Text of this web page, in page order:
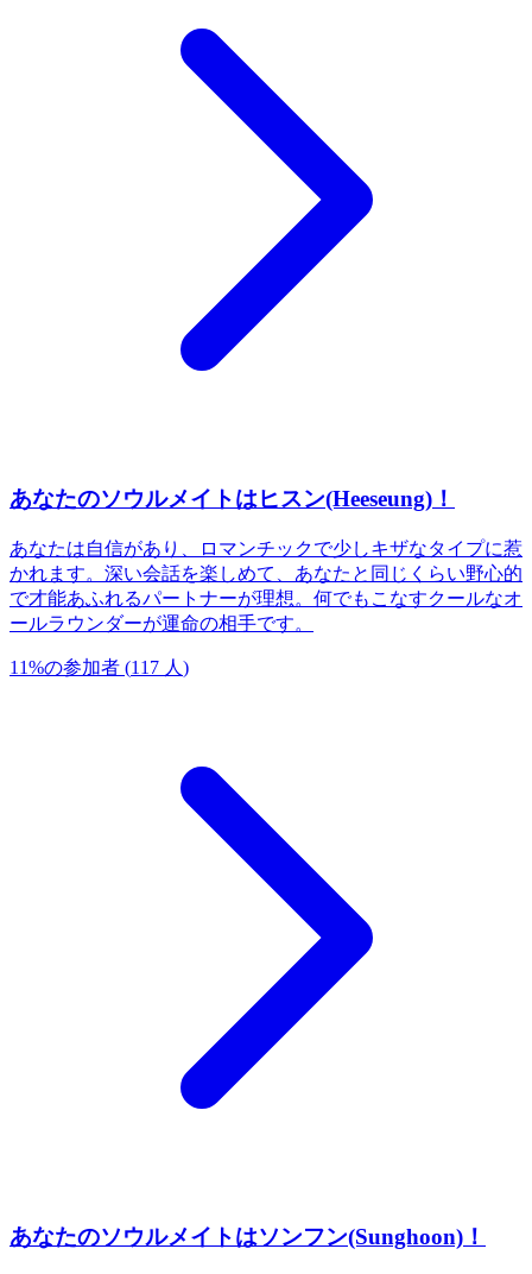
あなたのソウルメイトはヒスン(Heeseung)！
あなたは自信があり、ロマンチックで少しキザなタイプに惹
かれます。深い会話を楽しめて、あなたと同じくらい野心的
で才能あふれるパートナーが理想。何でもこなすクールなオ
ールラウンダーが運命の相手です。
11%の参加者 (117 人 )
あなたのソウルメイトはソンフン(Sunghoon)！